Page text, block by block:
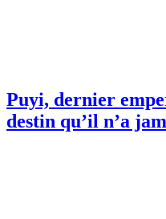
Puyi, dernier
destin qu’il n’a